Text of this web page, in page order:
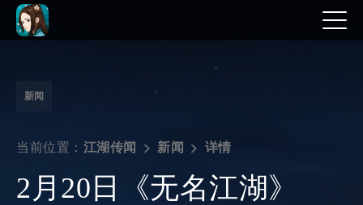
新闻
当前位置： 江湖传闻 新闻 详情
2月20日《无名江湖》